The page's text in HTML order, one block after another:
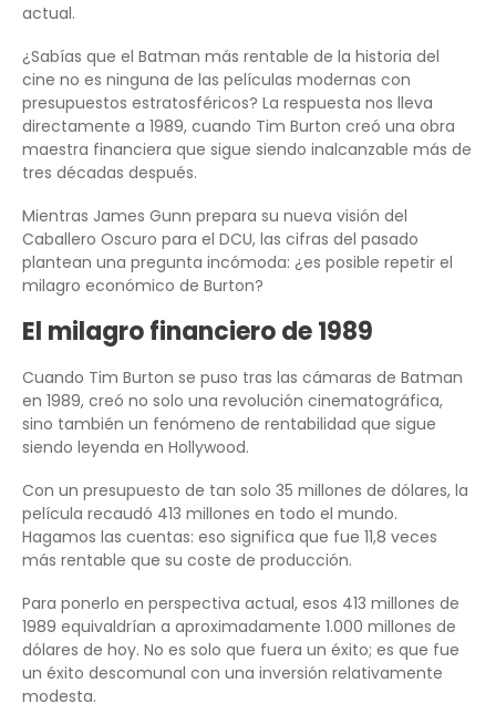
actual.
¿Sabías que el Batman más rentable de la historia del
cine no es ninguna de las películas modernas con
presupuestos estratosféricos? La respuesta nos lleva
directamente a 1989, cuando Tim Burton creó una obra
maestra financiera que sigue siendo inalcanzable más de
tres décadas después.
Mientras James Gunn prepara su nueva visión del
Caballero Oscuro para el DCU, las cifras del pasado
plantean una pregunta incómoda: ¿es posible repetir el
milagro económico de Burton?
El milagro financiero de 1989
Cuando Tim Burton se puso tras las cámaras de Batman
en 1989, creó no solo una revolución cinematográfica,
sino también un fenómeno de rentabilidad que sigue
siendo leyenda en Hollywood.
Con un presupuesto de tan solo 35 millones de dólares, la
película recaudó 413 millones en todo el mundo.
Hagamos las cuentas: eso significa que fue 11,8 veces
más rentable que su coste de producción.
Para ponerlo en perspectiva actual, esos 413 millones de
1989 equivaldrían a aproximadamente 1.000 millones de
dólares de hoy. No es solo que fuera un éxito; es que fue
un éxito descomunal con una inversión relativamente
modesta.